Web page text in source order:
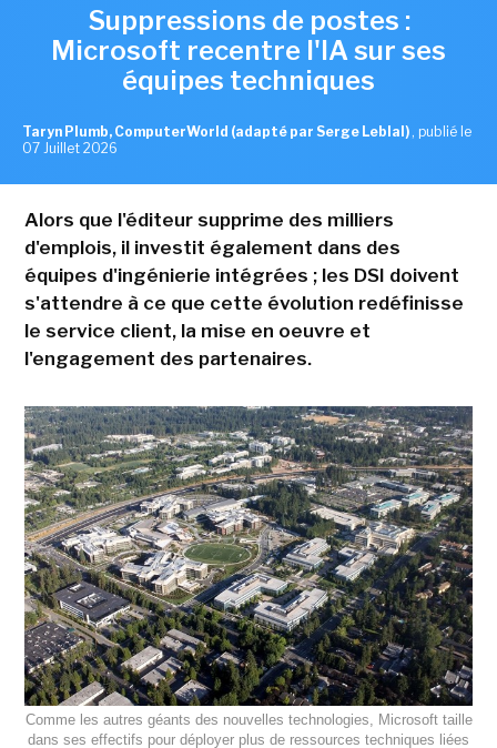
Suppressions de postes :
Microsoft recentre l'IA sur ses
équipes techniques
Taryn Plumb, ComputerWorld (adapté par Serge Leblal) , publié le
07 Juillet 2026
Alors que l'éditeur supprime des milliers
d'emplois, il investit également dans des
équipes d'ingénierie intégrées ; les DSI doivent
s'attendre à ce que cette évolution redéfinisse
le service client, la mise en oeuvre et
l'engagement des partenaires.
Comme les autres géants des nouvelles technologies, Microsoft taille
dans ses effectifs pour déployer plus de ressources techniques liées